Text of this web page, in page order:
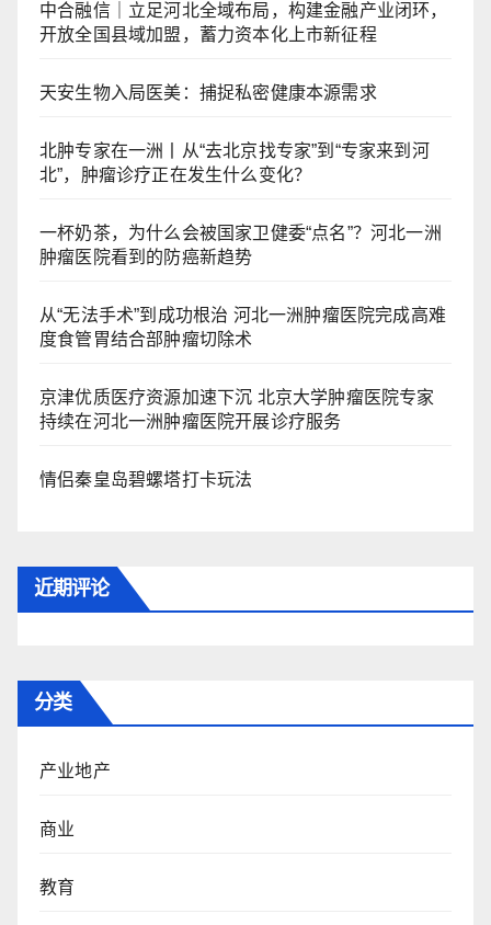
中合融信｜立足河北全域布局，构建金融产业闭环，
开放全国县域加盟，蓄力资本化上市新征程
天安生物入局医美：捕捉私密健康本源需求
北肿专家在一洲丨从“去北京找专家”到“专家来到河
北”，肿瘤诊疗正在发生什么变化？
一杯奶茶，为什么会被国家卫健委“点名”？河北一洲
肿瘤医院看到的防癌新趋势
从“无法手术”到成功根治 河北一洲肿瘤医院完成高难
度食管胃结合部肿瘤切除术
京津优质医疗资源加速下沉 北京大学肿瘤医院专家
持续在河北一洲肿瘤医院开展诊疗服务
情侣秦皇岛碧螺塔打卡玩法
近期评论
分类
产业地产
商业
教育